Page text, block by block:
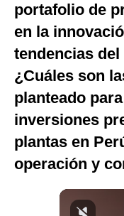
Fotogalerías
gestion.pe
¿quiénes
Somos?
Términos
Y
Condiciones
portafolio de
en la
tendencias
¿Cuáles son
planteado
inversiones
plantas en
operación y